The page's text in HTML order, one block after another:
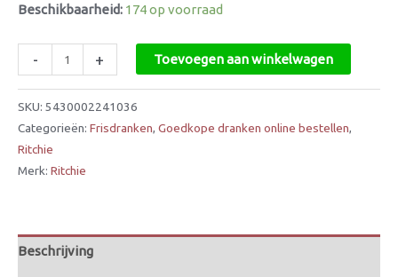
Beschikbaarheid: 174 op voorraad
- + Toevoegen aan winkelwagen
SKU: 5430002241036
Categorieën: Frisdranken, Goedkope dranken online bestellen,
Ritchie
Merk: Ritchie
Beschrijving